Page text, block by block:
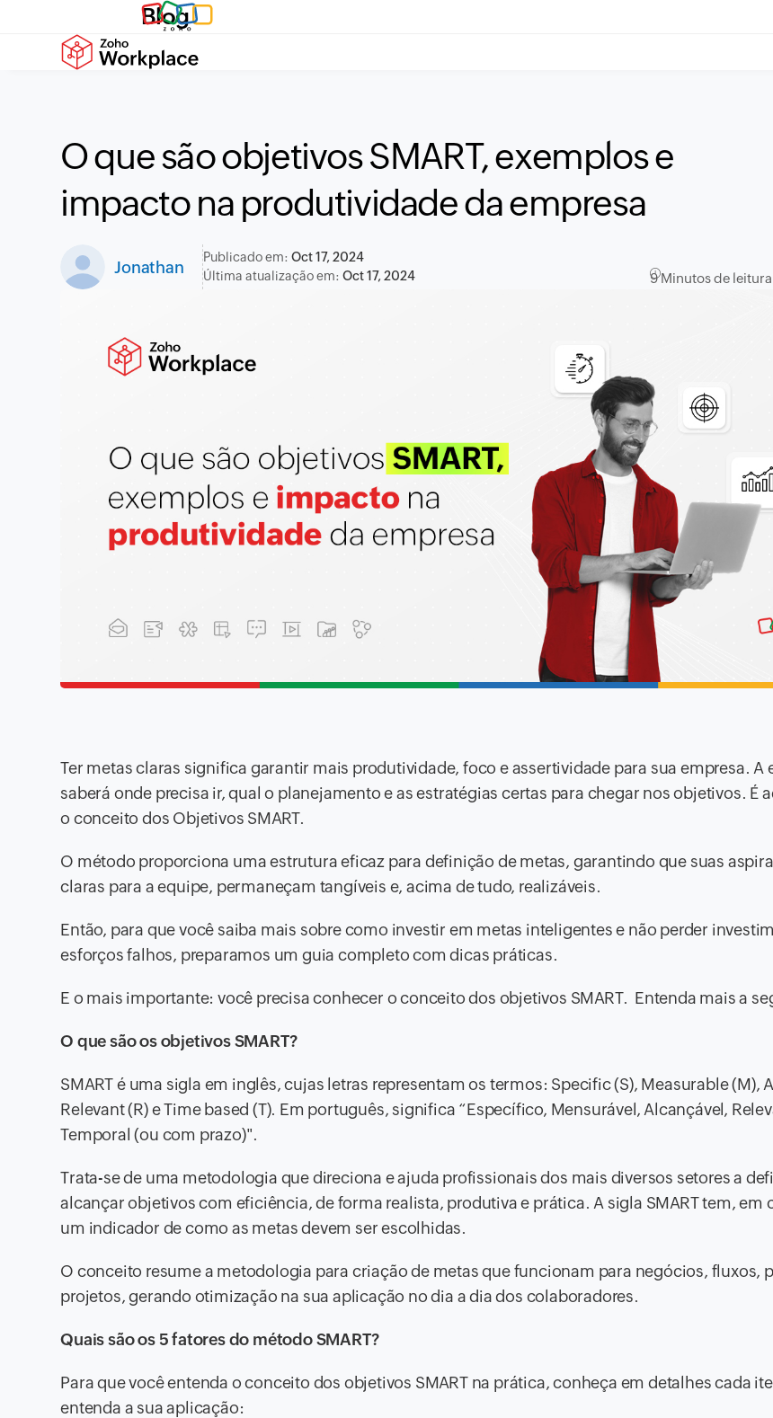
Blog
O que são objetivos SMART, exemplos e
impacto na produtividade da empresa
Jonathan
Publicado em: Oct 17, 2024
Última atualização em: Oct 17, 2024 9 Minutos de leitura
Ter metas claras significa garantir mais produtividade, foco e assertividade para sua empresa. A
saberá onde precisa ir, qual o planejamento e as estratégias certas para chegar nos objetivos. É
o conceito dos Objetivos SMART.
O método proporciona uma estrutura eficaz para definição de metas, garantindo que suas
claras para a equipe, permaneçam tangíveis e, acima de tudo, realizáveis.
Então, para que você saiba mais sobre como investir em metas inteligentes e não perder
esforços falhos, preparamos um guia completo com dicas práticas.
E o mais importante: você precisa conhecer o conceito dos objetivos SMART. Entenda mais a
O que são os objetivos SMART?
SMART é uma sigla em inglês, cujas letras representam os termos: Specific (S), Measurable (M),
Relevant (R) e Time based (T). Em português, significa “Específico, Mensurável, Alcançável,
Temporal (ou com prazo)".
Trata-se de uma metodologia que direciona e ajuda profissionais dos mais diversos setores a
alcançar objetivos com eficiência, de forma realista, produtiva e prática. A sigla SMART tem, em
um indicador de como as metas devem ser escolhidas.
O conceito resume a metodologia para criação de metas que funcionam para negócios, fluxos,
projetos, gerando otimização na sua aplicação no dia a dia dos colaboradores.
Quais são os 5 fatores do método SMART?
Para que você entenda o conceito dos objetivos SMART na prática, conheça em detalhes cada
entenda a sua aplicação: